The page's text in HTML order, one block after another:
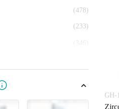
(478)
(233)
GH-